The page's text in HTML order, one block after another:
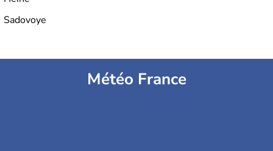
Sadovoye
Météo France